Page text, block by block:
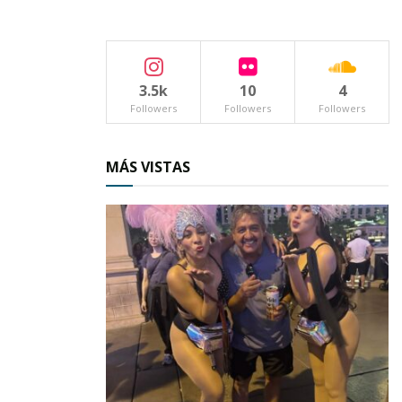
⏤ ¡Por supuesto que no señor Rivera, cómo
⏤ ¿Y por qué no? También se hubieran roto los
⏤ Pero no es lo mismo… ¡Cómo iba yo a
ofenderlo a usted!
⏤ Ah, ¿y por qué a ese muchacho sí?
⏤ Pues… es solo un indio, un desarrapado…
⏤ Es un ser humano, igual que usted, igual que
yo –declaró firmemente el empresario–.
3.5k
Followers
10
Followers
4
Followers
MÁS VISTAS